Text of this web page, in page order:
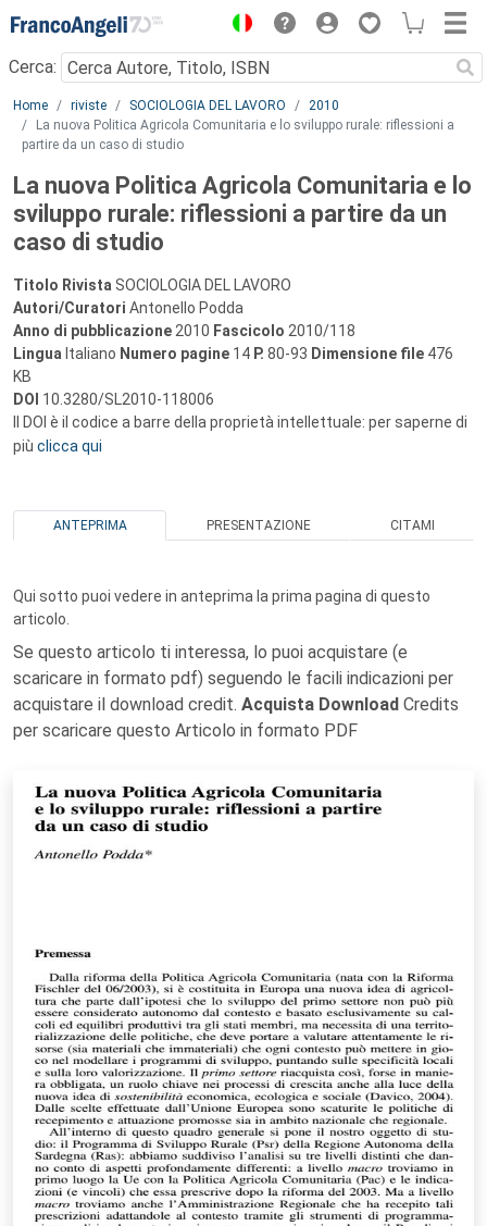
Menu
Cerca:
Main content
Home riviste SOCIOLOGIA DEL LAVORO
2010
La nuova Politica Agricola Comunitaria e lo sviluppo rurale: riflessioni a
partire da un caso di studio
La nuova Politica Agricola Comunitaria e lo
sviluppo rurale: riflessioni a partire da un
caso di studio
Titolo Rivista SOCIOLOGIA DEL LAVORO
Autori/Curatori Antonello Podda
Anno di pubblicazione 2010 Fascicolo 2010/118
Lingua Italiano Numero pagine 14 P. 80-93 Dimensione file 476
KB
DOI 10.3280/SL2010-118006
Il DOI è il codice a barre della proprietà intellettuale: per saperne di
più clicca qui
ANTEPRIMA PRESENTAZIONE CITAMI
Qui sotto puoi vedere in anteprima la prima pagina di questo
articolo.
Se questo articolo ti interessa, lo puoi acquistare (e
scaricare in formato pdf) seguendo le facili indicazioni per
acquistare il download credit. Acquista Download Credits
per scaricare questo Articolo in formato PDF